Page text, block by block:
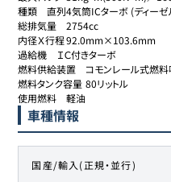
種類	直列4気筒ICターボ (ディーゼル)
総排気量	2754cc
内径Ｘ行程	92.0mm×103.6mm
過給機	ＩＣ付きターボ
燃料供給装置	コモンレール式燃料噴射装置
燃料タンク容量	80リットル
使用燃料	軽油
車種情報
国産/輸入(正規・並行)